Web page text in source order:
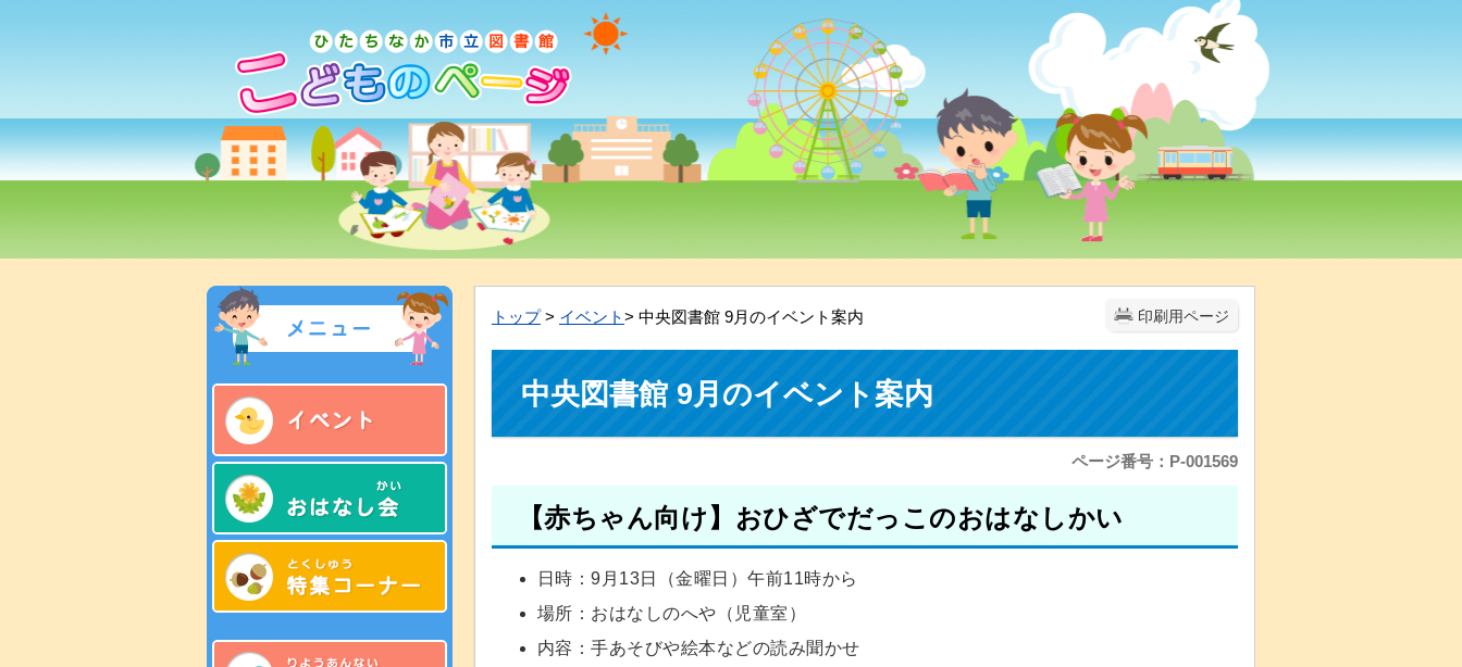
印刷用ページ
トップ> イベント> 中央図書館 9月のイベント案内
中央図書館 9月のイベント案内
ページ番号：P-001569
【赤ちゃん向け】おひざでだっこのおはなしかい
日時：9月13日（金曜日）午前11時から
場所：おはなしのへや（児童室）
内容：手あそびや絵本などの読み聞かせ